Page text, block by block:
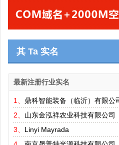
其 Ta 实名
最新注册行业实名
1、 鼎科智能装备（临沂）有限公
2、 山东金泓祥农业科技有限公司
3、 Linyi Mayrada